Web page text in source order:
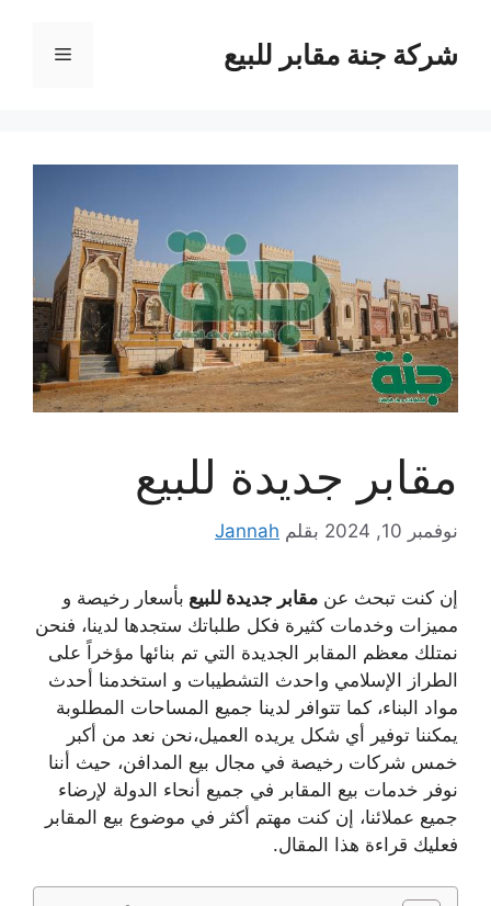
المحتوىشركة جنة مقابر للبيع القائمة
مقابر جديدة للبيع
نوفمبر 10, 2024 بقلم Jannah
إن كنت تبحث عن مقابر جديدة للبيع بأسعار رخيصة و
مميزات وخدمات كثيرة فكل طلباتك ستجدها لدينا، فنحن
نمتلك معظم المقابر الجديدة التي تم بنائها مؤخراً على
الطراز الإسلامي واحدث التشطيبات و استخدمنا أحدث
مواد البناء، كما تتوافر لدينا جميع المساحات المطلوبة
يمكننا توفير أي شكل يريده العميل،نحن نعد من أكبر
خمس شركات رخيصة في مجال بيع المدافن، حيث أننا
نوفر خدمات بيع المقابر في جميع أنحاء الدولة لإرضاء
جميع عملائنا، إن كنت مهتم أكثر في موضوع بيع المقابر
فعليك قراءة هذا المقال.